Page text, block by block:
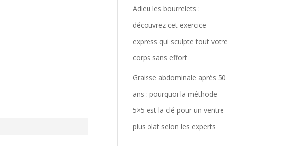
Adieu les bourrelets :
découvrez cet exercice
express qui sculpte tout votre
corps sans effort
Graisse abdominale après 50
ans : pourquoi la méthode
5×5 est la clé pour un ventre
plus plat selon les experts